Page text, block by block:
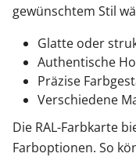
gewünschtem Stil
Glatte oder
Authentische
Präzise
Verschiedene
Die RAL-Farbkarte
Farboptionen. So